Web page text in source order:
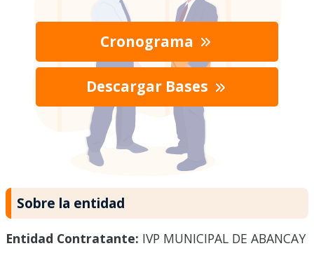
Cronograma
Descargar Bases
Sobre la entidad
Entidad Contratante: IVP MUNICIPAL DE ABANCAY